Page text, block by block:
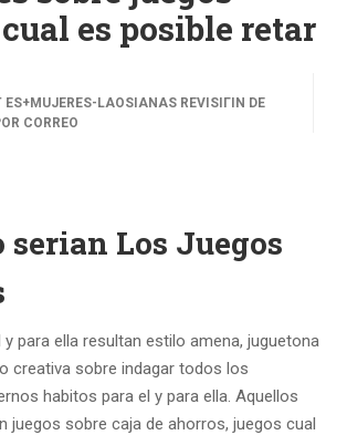
es posible retar
ES+MUJERES-LAOSIANAS REVISIГІN DE
CORREO
serian Los Juegos
para ella resultan estilo amena, juguetona
creativa sobre indagar todos los
habitos para el y para ella. Aquellos
juegos sobre caja de ahorros, juegos cual